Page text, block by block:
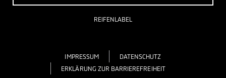
REIFENLABEL
IMPRESSUM
DATENSCHUTZ
ERKLÄRUNG ZUR BARRIEREFREIHEIT